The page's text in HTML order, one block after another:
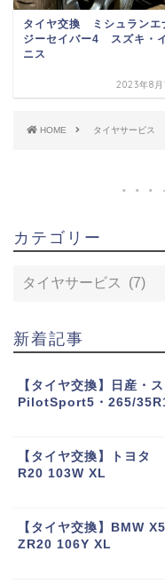
タイヤ交換 ミシュランエ
ジーセイバー4 スズキ・
ニス
2023年8月
HOME タイヤサービス
カテゴリー
新着記事
【タイヤ交換】日産・
PilotSport5・265/
【タイヤ交換】トヨ
R20 103W XL
【タイヤ交換】BMW
ZR20 106Y XL